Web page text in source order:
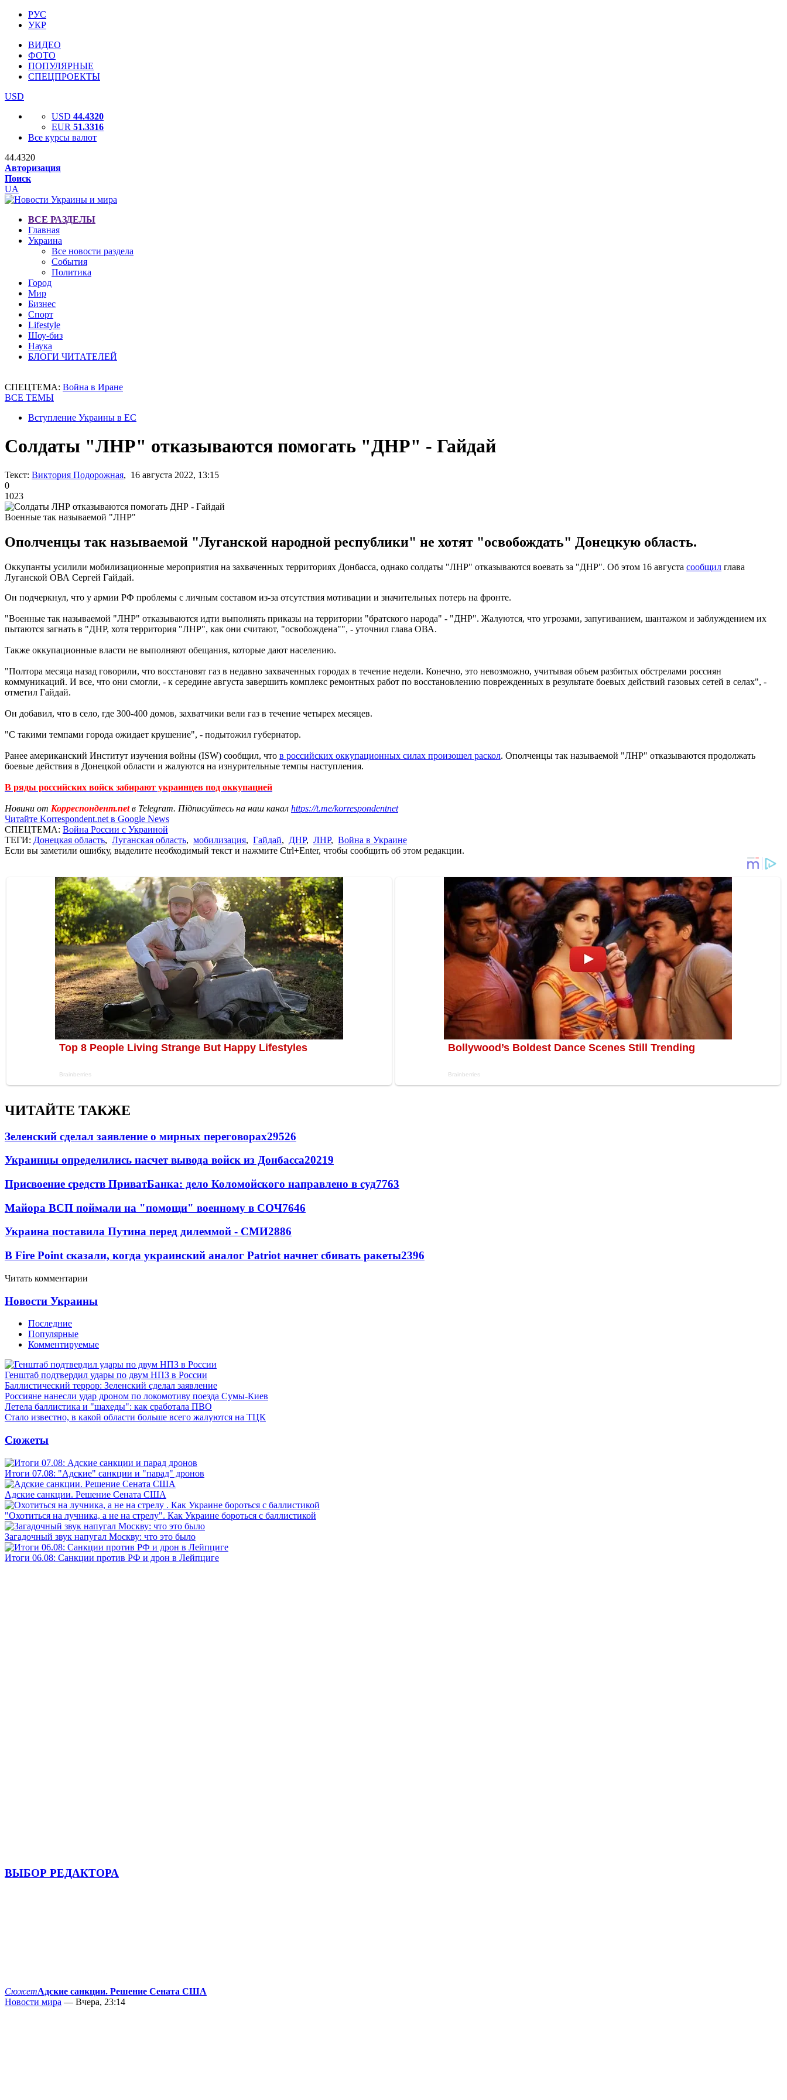
РУС
УКР
ВИДЕО
ФОТО
ПОПУЛЯРНЫЕ
СПЕЦПРОЕКТЫ
USD
USD 44.4320
EUR 51.3316
Все курсы валют
44.4320
Авторизация
Поиск
UA
ВСЕ РАЗДЕЛЫ
Главная
Украина
Все новости раздела
События
Политика
Город
Мир
Бизнес
Спорт
Lifestyle
Шоу-биз
Наука
БЛОГИ ЧИТАТЕЛЕЙ
СПЕЦТЕМА: Война в Иране
ВСЕ ТЕМЫ
Вступление Украины в ЕС
Солдаты "ЛНР" отказываются помогать "ДНР" - Гайдай
Текст: Виктория Подорожная, 16 августа 2022, 13:15
0
1023
Военные так называемой "ЛНР"
Ополченцы так называемой "Луганской народной республики" не хотят "освобождать" Донецкую область.
Оккупанты усилили мобилизационные мероприятия на захваченных территориях Донбасса, однако солдаты "ЛНР" отказываются воевать за "ДНР". Об этом 16 августа сообщил глава
Луганской ОВА Сергей Гайдай.
Он подчеркнул, что у армии РФ проблемы с личным составом из-за отсутствия мотивации и значительных потерь на фронте.
"Военные так называемой "ЛНР" отказываются идти выполнять приказы на территории "братского народа" - "ДНР". Жалуются, что угрозами, запугиванием, шантажом и заблуждением их
пытаются загнать в "ДНР, хотя территория "ЛНР", как они считают, "освобождена"", - уточнил глава ОВА.
Также оккупационные власти не выполняют обещания, которые дают населению.
"Полтора месяца назад говорили, что восстановят газ в недавно захваченных городах в течение недели. Конечно, это невозможно, учитывая объем разбитых обстрелами россиян
коммуникаций. И все, что они смогли, - к середине августа завершить комплекс ремонтных работ по восстановлению поврежденных в результате боевых действий газовых сетей в селах", -
отметил Гайдай.
Он добавил, что в село, где 300-400 домов, захватчики вели газ в течение четырех месяцев.
"С такими темпами города ожидает крушение", - подытожил губернатор.
Ранее американский Институт изучения войны (ISW) сообщил, что в российских оккупационных силах произошел раскол. Ополченцы так называемой "ЛНР" отказываются продолжать
боевые действия в Донецкой области и жалуются на изнурительные темпы наступления.
В ряды российских войск забирают украинцев под оккупацией
Новини от Корреспондент.netв Telegram. Підписуйтесь на наш канал https://t.me/korrespondentnet
Читайте Korrespondent.net в Google News
СПЕЦТЕМА: Война России с Украиной
ТЕГИ: Донецкая область, Луганская область, мобилизация, Гайдай, ДНР, ЛНР, Война в Украине
Если вы заметили ошибку, выделите необходимый текст и нажмите Ctrl+Enter, чтобы сообщить об этом редакции.
ЧИТАЙТЕ ТАКЖЕ
Зеленский сделал заявление о мирных переговорах29526
Украинцы определились насчет вывода войск из Донбасса20219
Присвоение средств ПриватБанка: дело Коломойского направлено в суд7763
Майора ВСП поймали на "помощи" военному в СОЧ7646
Украина поставила Путина перед дилеммой - СМИ2886
В Fire Point сказали, когда украинский аналог Patriot начнет сбивать ракеты2396
Читать комментарии
Новости Украины
Последние
Популярные
Комментируемые
Генштаб подтвердил удары по двум НПЗ в России
Баллистический террор: Зеленский сделал заявление
Россияне нанесли удар дроном по локомотиву поезда Сумы-Киев
Летела баллистика и "шахеды": как сработала ПВО
Стало известно, в какой области больше всего жалуются на ТЦК
Сюжеты
Итоги 07.08: "Адские" санкции и "парад" дронов
Адские санкции. Решение Сената США
"Охотиться на лучника, а не на стрелу". Как Украине бороться с баллистикой
Загадочный звук напугал Москву: что это было
Итоги 06.08: Санкции против РФ и дрон в Лейпциге
ВЫБОР РЕДАКТОРА
СюжетАдские санкции. Решение Сената США
Новости мира — Вчера, 23:14